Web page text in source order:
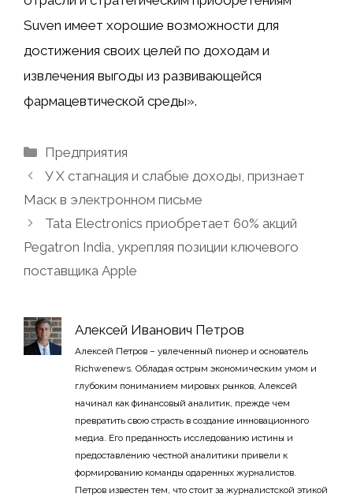
Suven имеет хорошие возможности для
достижения своих целей по доходам и
извлечения выгоды из развивающейся
фармацевтической среды».
Рубрики
Предприятия
У X стагнация и слабые доходы, признает
Маск в электронном письме
Tata Electronics приобретает 60% акций
Pegatron India, укрепляя позиции ключевого
поставщика Apple
Алексей Иванович Петров
Алексей Петров – увлеченный пионер и основатель
Richwenews. Обладая острым экономическим умом и
глубоким пониманием мировых рынков, Алексей
начинал как финансовый аналитик, прежде чем
превратить свою страсть в создание инновационного
медиа. Его преданность исследованию истины и
предоставлению честной аналитики привели к
формированию команды одаренных журналистов.
Петров известен тем, что стоит за журналистской этикой